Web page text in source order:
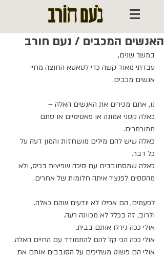
האנשים המכבים / נעם חורב
במשך שנים,
עבדתי מאוד קשה כדי לטאטא החוצה מחיי
אנשים מכבים.
נו, אתם מכירים את האנשים האלה –
כאלה קטני אמונה או פאסימיים או סתם
ממורמרים.
כאלה שיש להם מילים מושחזות והמון דעה על
כל דבר.
כאלה שמסתובבים עם סיכה שפיצית בכיס, ולא
מהססים לפנצ׳ר איתה חלומות של אחרים.
לפעמים, הם אפילו לא יודעים שהם כאלה.
ולרוב, זה בכלל לא מכוונה רעה.
אולי ככה גידלו אותם בבית.
אולי ככה הכי קל להם להתמודד עם החיים האלה.
אולי הם פשוט משליכים על הסובבים אותם את